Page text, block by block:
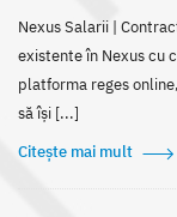
Nexus Salarii |
existente în Nexus cu
platforma reges
să își [...]
Citește mai mult